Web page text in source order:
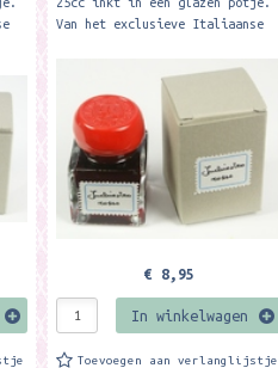
Van het exclusieve Italiaanse
€ 8,95
In winkelwagen
Toevoegen aan verlanglijstje